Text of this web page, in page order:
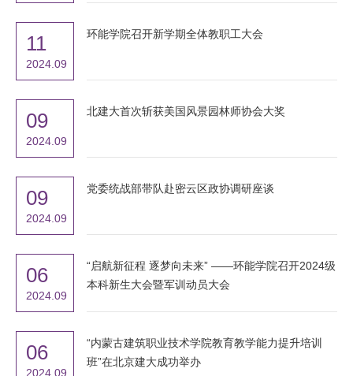
11
2024.09
环能学院召开新学期全体教职工大会
09
2024.09
​北建大首次斩获美国风景园林师协会大奖
09
2024.09
党委统战部带队赴密云区政协调研座谈
06
2024.09
“启航新征程 逐梦向未来” ——环能学院召开2024级
本科新生大会暨军训动员大会
06
2024.09
“内蒙古建筑职业技术学院教育教学能力提升培训
班”在北京建大成功举办